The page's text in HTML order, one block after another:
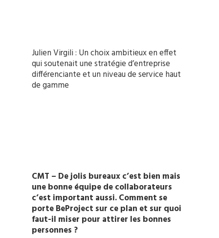
Julien Virgili : Un choix ambitieux en effet
qui soutenait une stratégie d’entreprise
différenciante et un niveau de service haut
de gamme
CMT – De jolis bureaux c’est bien mais
une bonne équipe de collaborateurs
c’est important aussi. Comment se
porte BeProject sur ce plan et sur quoi
faut-il miser pour attirer les bonnes
personnes ?